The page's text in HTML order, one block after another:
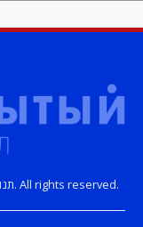
Copyright © Открытый телеканал. תנועת הערבות. All rights reserved.